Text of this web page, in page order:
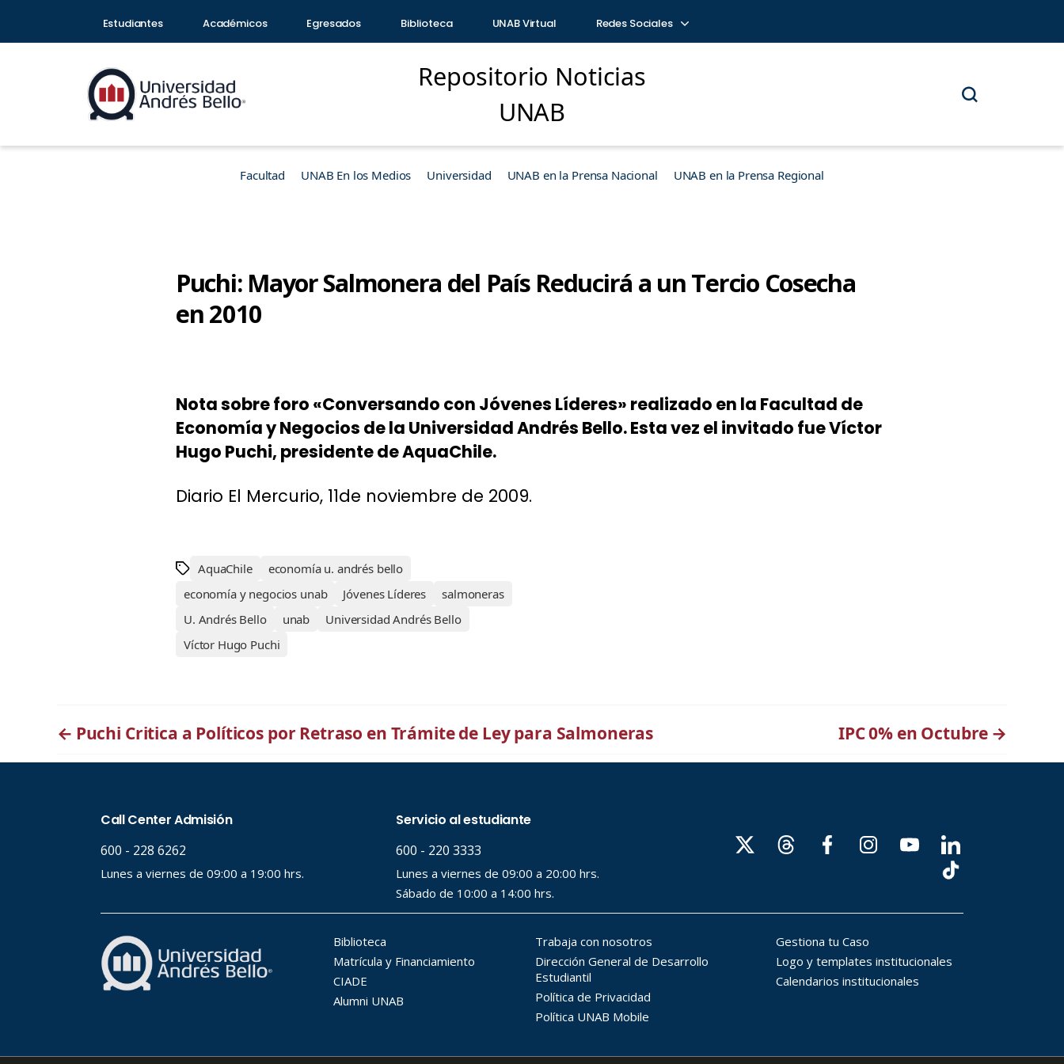
Estudiantes Académicos Egresados Biblioteca UNAB Virtual Redes Sociales
Repositorio Noticias
UNAB
Facultad UNAB En los Medios Universidad UNAB en la Prensa Nacional UNAB en la Prensa Regional
Puchi: Mayor Salmonera del País Reducirá a un Tercio Cosecha
en 2010
Nota sobre foro «Conversando con Jóvenes Líderes» realizado en la Facultad de
Economía y Negocios de la Universidad Andrés Bello. Esta vez el invitado fue Víctor
Hugo Puchi, presidente de AquaChile.
Diario El Mercurio, 11de noviembre de 2009.
AquaChile
economía u. andrés bello
economía y negocios unab
Jóvenes Líderes
salmoneras
U. Andrés Bello
unab
Universidad Andrés Bello
Víctor Hugo Puchi
← Puchi Critica a Políticos por Retraso en Trámite de Ley para Salmoneras IPC 0% en Octubre →